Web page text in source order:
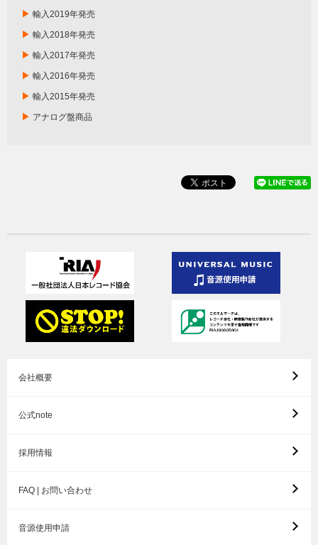
▶ 輸入2019年発売
▶ 輸入2018年発売
▶ 輸入2017年発売
▶ 輸入2016年発売
▶ 輸入2015年発売
▶ アナログ盤商品
会社概要
公式note
採用情報
FAQ | お問い合わせ
音源使用申請